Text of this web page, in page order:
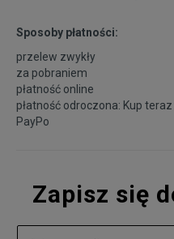
Sposoby płatności:
przelew zwykły
za pobraniem
płatność online
płatność odroczona: Kup
PayPo
Zapisz się